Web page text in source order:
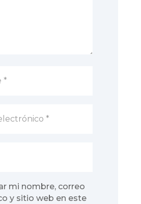
mi nombre, correo
y sitio web en este